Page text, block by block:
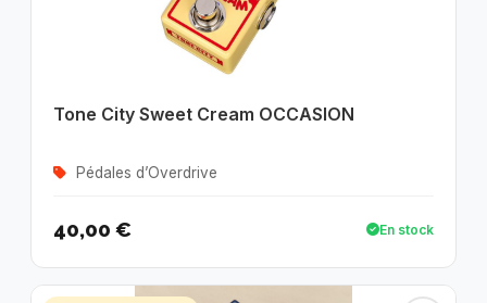
Tone City Sweet Cream OCCASION
Pédales d’Overdrive
40,00 € En stock